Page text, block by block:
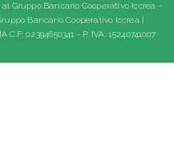
Gruppo Bancario Cooperativo Iccrea -
Bancario Cooperativo Iccrea |
02394650341 - P. IVA: 15240741007